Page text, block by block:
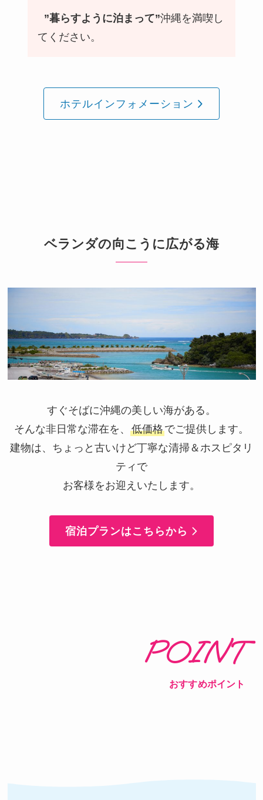
”暮らすように泊まって”沖縄を満喫し
てください。
ホテルインフォメーション
ベランダの向こうに広がる海
すぐそばに沖縄の美しい海がある。
そんな非日常な滞在を、 低価格でご提供します。
建物は、ちょっと古いけど丁寧な清掃＆ホスピタリ
ティで
お客様をお迎えいたします。
宿泊プランはこちらから
POINT
おすすめポイント